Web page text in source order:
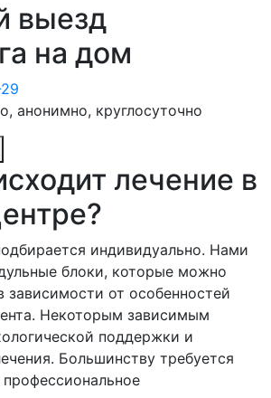
выезд
на дом
анонимно, круглосуточно
лечение в
индивидуально. Нами
блоки, которые можно
зависимости от особенностей
Некоторым зависимым
поддержки и
Большинству требуется